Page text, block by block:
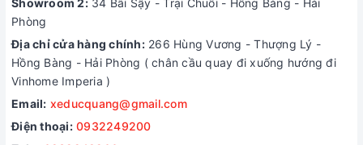
Showroom 2:34 Bãi Sậy - Trại Chuối - Hồng Bàng - Hải
Phòng
Địa chỉ cửa hàng chính:266 Hùng Vương - Thượng Lý -
Hồng Bàng - Hải Phòng ( chân cầu quay đi xuống hướng đi
Vinhome Imperia )
Email: xeducquang@gmail.com
Điện thoại: 0932249200